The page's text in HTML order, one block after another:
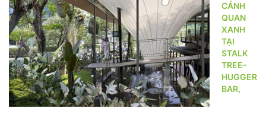
cảnh
quan
nhờ khả
năng tạo
bóng
mát, làm
cây xanh
CẢNH
QUAN
XANH
TẠI
STALK
TREE-
HUGGER
BAR,